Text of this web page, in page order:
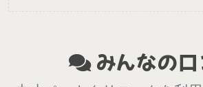
みんなの口